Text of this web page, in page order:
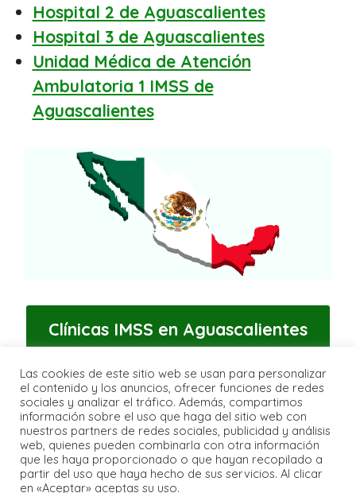
Hospital 2 de Aguascalientes
Hospital 3 de Aguascalientes
Unidad Médica de Atención
Ambulatoria 1 IMSS de
Aguascalientes
Clínicas IMSS en Aguascalientes
2026 © tarjetonimss.online
Aviso Legal-Política de Privacidad-Política de
Cookies-Contacto
Esta página web está escrita con fines informativos, un
servicio de información privado que no se encuentra
Las cookies de este sitio web se usan para personalizar
el contenido y los anuncios, ofrecer funciones de redes
sociales y analizar el tráfico. Además, compartimos
información sobre el uso que haga del sitio web con
nuestros partners de redes sociales, publicidad y análisis
web, quienes pueden combinarla con otra información
que les haya proporcionado o que hayan recopilado a
partir del uso que haya hecho de sus servicios. Al clicar
en «Aceptar» aceptas su uso.